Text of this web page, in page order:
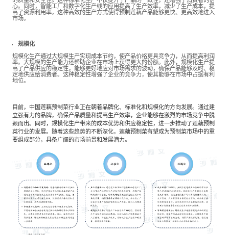
心。同时，智能工厂和数字化生产线的应用提高了生产效率，减少了生产成本，提
高了资源利用率。这种高效的生产方式使得预制莲藕产品能够更快、更高效地进入
市场。
规模化
规模化生产通过大规模生产实现成本节约，使产品价格更具竞争力，从而提高利润
率。大规模的生产能力还帮助企业在市场上获得更大的份额。此外，规模化生产提
高了产品供应的稳定性，能够更好地应对市场需求的波动，确保产品能够及时、稳
定地供应给消费者。这种稳定性增强了企业的竞争力，使其能够在市场中占据有利
地位。
目前，中国莲藕预制菜行业正在朝着品牌化、标准化和规模化的方向发展。通过建
立强有力的品牌，确保产品质量和提高生产效率，企业能够在激烈的市场竞争中脱
颖而出。同时，规模化生产带来的成本优势和供应稳定性，进一步推动了莲藕预制
菜行业的发展。随着这些趋势的不断深化，莲藕预制菜有望成为预制菜市场中的重
要组成部分，具备广阔的市场前景和发展潜力。